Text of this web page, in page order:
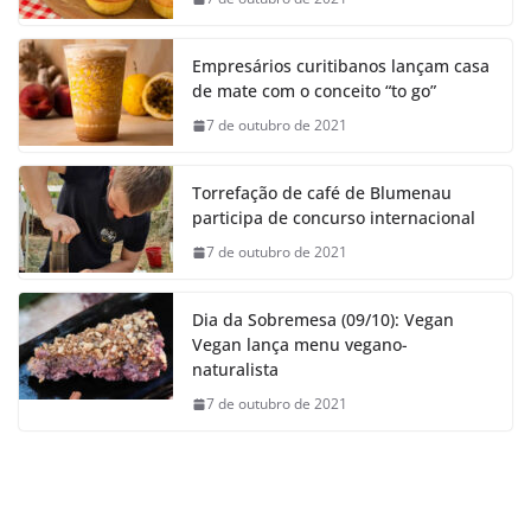
Empresários curitibanos lançam casa
de mate com o conceito “to go”
7 de outubro de 2021
Torrefação de café de Blumenau
participa de concurso internacional
7 de outubro de 2021
Dia da Sobremesa (09/10): Vegan
Vegan lança menu vegano-
naturalista
7 de outubro de 2021